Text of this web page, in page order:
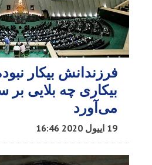
فرزندانش بیکار
بیکاری چه بلایی بر
می‌آورد
19 اییول 2020 16:46